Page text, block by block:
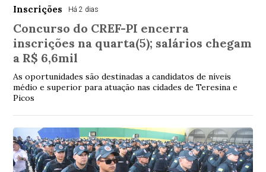
Inscrições Há 2 dias
Concurso do CREF-PI encerra
inscrições na quarta(5); salários chegam
a R$ 6,6mil
As oportunidades são destinadas a candidatos de níveis
médio e superior para atuação nas cidades de Teresina e
Picos